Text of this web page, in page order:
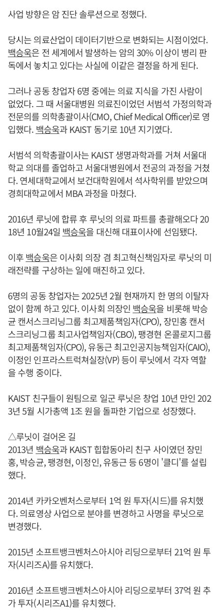
사업 방향은 암 진단 솔루션으로 정했다.
당시는 의료산업이 데이터기반으로 변화되는 시점이었다.
백승욱은 전 세계에서 발생하는 암의 30% 이상이 병리 판
독에서 놓치고 있다는 사실에 이같은 결정을 하게 된다.
그러나 공동 창업자 6명 중에는 의료 지식을 가진 사람이
없었다. 그 때 서울대병원 의료진이었던 서범석 가정의학과
전문의를 의학총괄이사(CMO, Chief Medical Officer)로 영
입했다. 백승욱과 KAIST 동기로 10년 지기였다.
서범석 의학총괄이사는 KAIST 생명과학과를 거쳐 서울대
학교 의대를 졸업하고 서울대병원에서 전공의 과정을 거쳤
다. 연세대학교에서 보건대학원에서 석사학위를 받았으며
경희대학교에서 MBA 과정을 마쳤다.
2016년 루닛에 합류 후 루닛의 의료 파트를 총괄해오다 20
18년 10월24일 백승욱을 대신해 대표이사에 선임됐다.
이후백승욱은 이사회 의장 겸 최고혁신책임자로 루닛의 미
래전략를 구상하는 일에 매진하고 있다.
6명의 공동 창업자는 2025년 2월 현재까지 한 명의 이탈자
없이 함께 하고 있다. 이사회 의장인 백승욱을 비롯해 박승
균 캔서스크리닝그룹 최고제품책임자(CPO), 장민홍 캔서
스크리닝그룹 최고사업책임자(CBO), 팽경현 온콜로지그룹
최고제품책임자(CPO), 유동근 최고인공지능책임자(CAIO),
이정인 인프라스트럭쳐실장(VP) 등이 루닛에서 각자 역할
을 수행 중이다.
KAIST 친구들이 원팀으로 일군 루닛은 창업 10년 만인 202
3년 5월 시가총액 1조 원을 돌파한 기업으로 성장했다.
△루닛이 걸어온 길
2013년 백승욱과 KAIST 힙합동아리 친구 사이였던 장민
홍, 박승균, 팽경현, 이정인, 유동근 등 6명이 '클디'를 설립
했다.
2014년 카카오벤처스로부터 1억 원 투자(시드)를 유치했
다. 의료영상 사업으로 분야를 변경하고 사명을 루닛으로
변경했다.
2015년 소프트뱅크벤처스아시아 리딩으로부터 21억 원 투
자(시리즈A)를 유치했다.
2016년 소프트뱅크벤처스아시아 리딩으로부터 37억 원 추
가 투자(시리즈A1)를 유치했다.